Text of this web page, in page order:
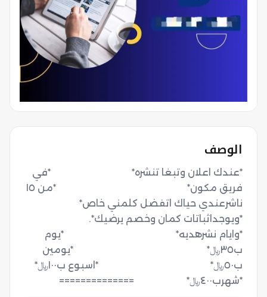
الوصف
*شهرب٤٠٠﷼*                      ==============